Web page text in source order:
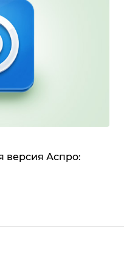
версия Аспро: